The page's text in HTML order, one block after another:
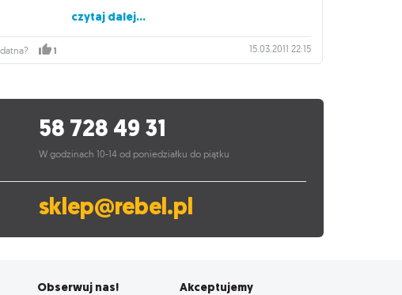
co wypchnęło miejsce na opis. Efekt? Na wstępie mówi się
setki światów a dostajemy 3 w jednym układzie.Opis ich
jakby istniały jednak w trzech różnych systemach .Są tez
na którym jest zapieczętowany bóg śmierci który zsyła
świat ma potencjał. Można go na wiele sposobów
setting.
czytaj dalej...
1 15.03.2011 22:15
58 728 49 31
W godzinach 10-14 od poniedziałku do piątku
sklep@rebel.pl
Obserwuj nas!
Akceptujemy